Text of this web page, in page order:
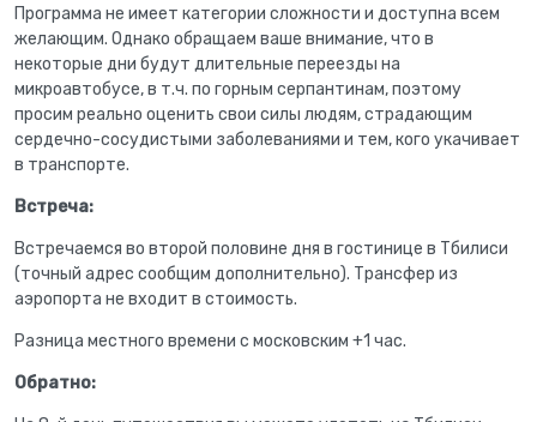
Программа не имеет категории сложности и доступна всем
желающим. Однако обращаем ваше внимание, что в
некоторые дни будут длительные переезды на
микроавтобусе, в т.ч. по горным серпантинам, поэтому
просим реально оценить свои силы людям, страдающим
сердечно-сосудистыми заболеваниями и тем, кого укачивает
в транспорте.
Встреча:
Встречаемся во второй половине дня в гостинице в Тбилиси
(точный адрес сообщим дополнительно). Трансфер из
аэропорта не входит в стоимость.
Разница местного времени с московским +1 час.
Обратно: